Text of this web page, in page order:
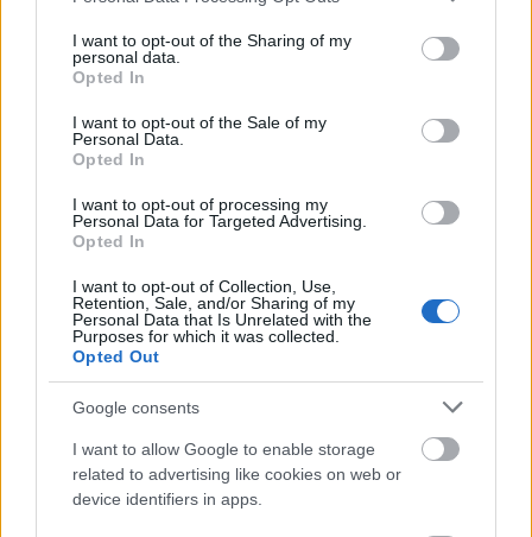
not limited to your visit or usage behaviour. You may click to
grant or deny consent to Google and its third-party tags to
use your data for below specified purposes in below Google
consent section.
I want to opt-out of the Sharing of my
personal data.
Opted In
I want to opt-out of the Sale of my
Personal Data.
Opted In
I want to opt-out of processing my
Personal Data for Targeted Advertising.
Opted In
I want to opt-out of Collection, Use,
Retention, Sale, and/or Sharing of my
Personal Data that Is Unrelated with the
Purposes for which it was collected.
Opted Out
Google consents
I want to allow Google to enable storage
related to advertising like cookies on web or
device identifiers in apps.
πλυντήριο γεμίζει υπερβολικά, το νερό και το
απορρυπαντικό δεν κυκλοφορούν σωστά,
σωστή τοποθέτηση των σκευών
κενά και χωρίς εμπόδια στους βραχίονες, βελτιώνει
αισθητά το αποτέλεσμα και μειώνει τις οσμές.
ΑΣΕΠ: Πιστοποίηση Αγγλικών σε
μόνο 2 ημέρες στα χέρια σας